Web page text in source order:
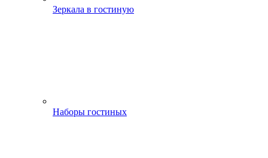
Зеркала в гостиную
Наборы гостиных